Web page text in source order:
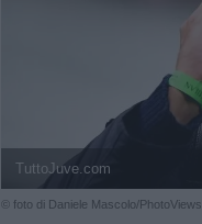
TuttoJuve.com
© foto di Daniele Mascolo/PhotoViews